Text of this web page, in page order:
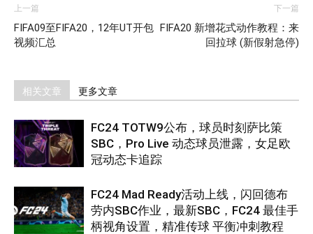
上一篇
FIFA09至FIFA20，12年UT开包
视频汇总
下一篇
FIFA20 新增花式动作教程：来
回拉球 (新假射急停)
相关文章 更多文章
FC24 TOTW9公布，球员时刻萨比策
SBC，Pro Live 动态球员泄露，女足欧
冠动态卡追踪
FC24 Mad Ready活动上线，闪回德布
劳内SBC作业，最新SBC，FC24 最佳手
柄视角设置，精准传球 平衡冲刺教程